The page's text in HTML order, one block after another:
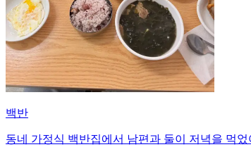
백반
동네 가정식 백반집에서 남편과 둘이 저녁을 먹